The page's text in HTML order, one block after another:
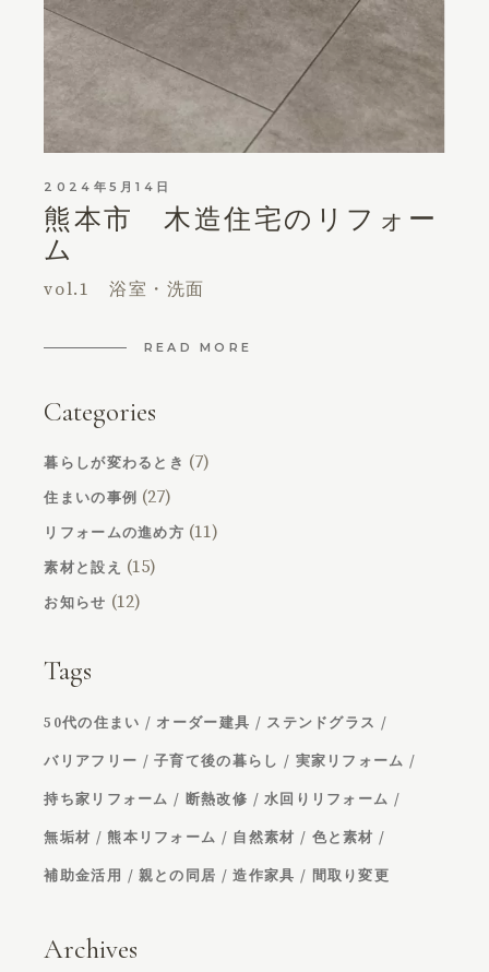
2024年5月14日
熊本市 木造住宅のリフォー
ム
vol.1 浴室・洗面
READ MORE
Categories
暮らしが変わるとき (7)
住まいの事例 (27)
リフォームの進め方 (11)
素材と設え (15)
お知らせ (12)
Tags
50代の住まい オーダー建具 ステンドグラス
バリアフリー 子育て後の暮らし 実家リフォーム
持ち家リフォーム 断熱改修 水回りリフォーム
無垢材 熊本リフォーム 自然素材 色と素材
補助金活用 親との同居 造作家具 間取り変更
Archives